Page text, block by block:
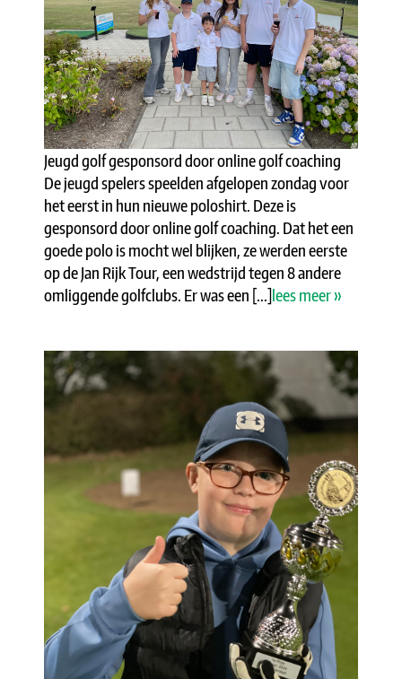
Jeugd golf gesponsord door online golf coaching
De jeugd spelers speelden afgelopen zondag voor
het eerst in hun nieuwe poloshirt. Deze is
gesponsord door online golf coaching. Dat het een
goede polo is mocht wel blijken, ze werden eerste
op de Jan Rijk Tour, een wedstrijd tegen 8 andere
omliggende golfclubs. Er was een [...]lees meer »